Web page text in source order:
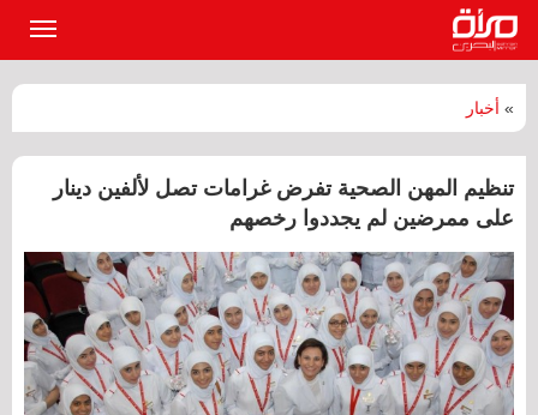
» أخبار
تنظيم المهن الصحية تفرض غرامات تصل لألفين دينار
على ممرضين لم يجددوا رخصهم